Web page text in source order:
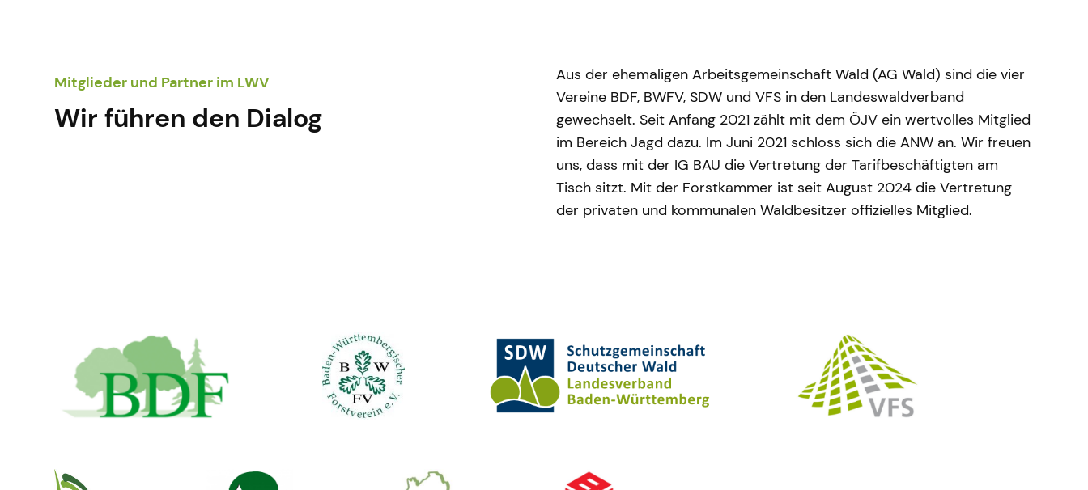
Mitglieder und Partner im LWV
Wir führen den Dialog
Aus der ehemaligen Arbeitsgemeinschaft Wald (AG Wald) sind die vier
Vereine BDF, BWFV, SDW und VFS in den Landeswaldverband
gewechselt. Seit Anfang 2021 zählt mit dem ÖJV ein wertvolles Mitglied
im Bereich Jagd dazu. Im Juni 2021 schloss sich die ANW an. Wir freuen
uns, dass mit der IG BAU die Vertretung der Tarifbeschäftigten am
Tisch sitzt. Mit der Forstkammer ist seit August 2024 die Vertretung
der privaten und kommunalen Waldbesitzer offizielles Mitglied.